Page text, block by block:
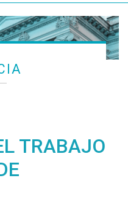
TRABAJO